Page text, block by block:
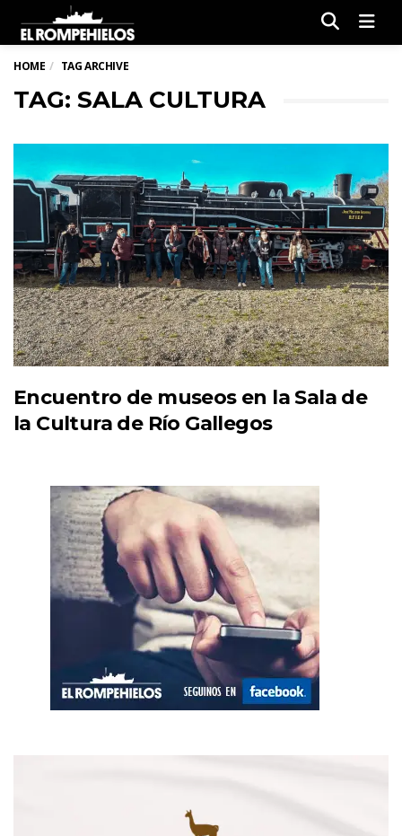
HOME TAG ARCHIVE
TAG: SALA CULTURA
Encuentro de museos en la Sala de
la Cultura de Río Gallegos